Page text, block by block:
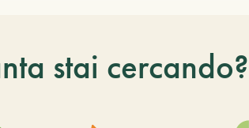
stai cercando?